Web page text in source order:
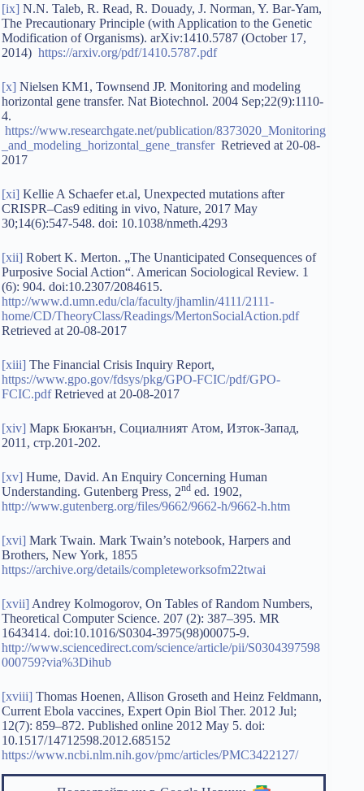
[ix] N.N. Taleb, R. Read, R. Douady, J. Norman, Y. Bar-Yam,
The Precautionary Principle (with Application to the Genetic
Modification of Organisms). arXiv:1410.5787 (October 17,
2014) https://arxiv.org/pdf/1410.5787.pdf
[x] Nielsen KM1, Townsend JP. Monitoring and modeling
horizontal gene transfer. Nat Biotechnol. 2004 Sep;22(9):1110-
4.
https://www.researchgate.net/publication/8373020_Monitoring
_and_modeling_horizontal_gene_transferRetrieved at 20-08-
2017
[xi] Kellie A Schaefer et.al, Unexpected mutations after
CRISPR–Cas9 editing in vivo, Nature, 2017 May
30;14(6):547-548. doi: 10.1038/nmeth.4293
[xii] Robert K. Merton. „The Unanticipated Consequences of
Purposive Social Action“. American Sociological Review. 1
(6): 904. doi:10.2307/2084615.
http://www.d.umn.edu/cla/faculty/jhamlin/4111/2111-
home/CD/TheoryClass/Readings/MertonSocialAction.pdf
Retrieved at 20-08-2017
[xiii] The Financial Crisis Inquiry Report,
https://www.gpo.gov/fdsys/pkg/GPO-FCIC/pdf/GPO-
FCIC.pdfRetrieved at 20-08-2017
[xiv] Марк Бюканън, Социалният Атом, Изток-Запад,
2011, стр.201-202.
[xv] Hume, David. An Enquiry Concerning Human
Understanding. Gutenberg Press, 2nd ed. 1902,
http://www.gutenberg.org/files/9662/9662-h/9662-h.htm
[xvi] Mark Twain. Mark Twain’s notebook, Harpers and
Brothers, New York, 1855
https://archive.org/details/completeworksofm22twai
[xvii] Andrey Kolmogorov, On Tables of Random Numbers,
Theoretical Computer Science. 207 (2): 387–395. MR
1643414. doi:10.1016/S0304-3975(98)00075-9.
http://www.sciencedirect.com/science/article/pii/S0304397598
000759?via%3Dihub
[xviii] Thomas Hoenen, Allison Groseth and Heinz Feldmann,
Current Ebola vaccines, Expert Opin Biol Ther. 2012 Jul;
12(7): 859–872. Published online 2012 May 5. doi:
10.1517/14712598.2012.685152
https://www.ncbi.nlm.nih.gov/pmc/articles/PMC3422127/